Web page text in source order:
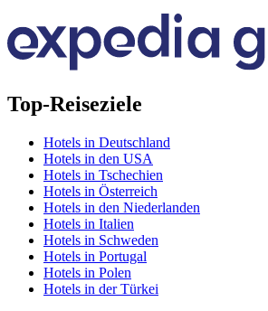
Top-Reiseziele
Hotels in Deutschland
Hotels in den USA
Hotels in Tschechien
Hotels in Österreich
Hotels in den Niederlanden
Hotels in Italien
Hotels in Schweden
Hotels in Portugal
Hotels in Polen
Hotels in der Türkei